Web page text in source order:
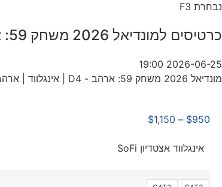
נבחרת F3
כרטיסים למונדיאל 2026 משחק 59: ארהב – D4 | אינגלווד | ארהב
2026-06-25 19:00
מונדיאל 2026 משחק 59: ארהב - D4 | אינגלווד | ארהב אצטדיון SoFi
$950
–
$1,150
אינגלווד אצטדיון SoFi